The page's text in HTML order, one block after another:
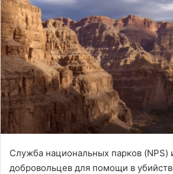
Служба национальных парков (NPS)
добровольцев для помощи в